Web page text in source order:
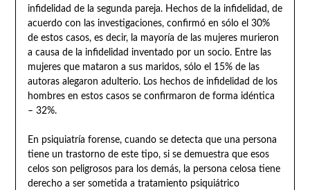
infidelidad de la segunda pareja. Hechos de la infidelidad, de
acuerdo con las investigaciones, confirmó en sólo el 30%
de estos casos, es decir, la mayoría de las mujeres murieron
a causa de la infidelidad inventado por un socio. Entre las
mujeres que mataron a sus maridos, sólo el 15% de las
autoras alegaron adulterio. Los hechos de infidelidad de los
hombres en estos casos se confirmaron de forma idéntica
– 32%.
En psiquiatría forense, cuando se detecta que una persona
tiene un trastorno de este tipo, si se demuestra que esos
celos son peligrosos para los demás, la persona celosa tiene
derecho a ser sometida a tratamiento psiquiátrico